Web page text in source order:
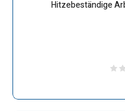
Hitzebeständige